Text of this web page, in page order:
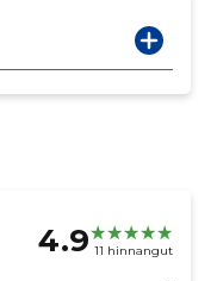
4.9 11 hinnangut